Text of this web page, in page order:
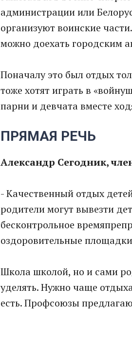
администрации или
организуют воинские
можно доехать городским
Поначалу это был отдых
тоже хотят играть в
парни и девчата вместе
ПРЯМАЯ РЕЧЬ
Александр Сегодник,
- Качественный отдых
родители могут вывезти
бесконтрольное
оздоровительные
Школа школой, но и сами
уделять. Нужно чаще
есть. Профсоюзы